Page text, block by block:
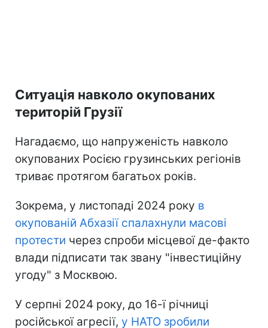
Ситуація навколо окупованих
територій Грузії
Нагадаємо, що напруженість навколо
окупованих Росією грузинських регіонів
триває протягом багатьох років.
Зокрема, у листопаді 2024 року в
окупованій Абхазії спалахнули масові
протести через спроби місцевої де-факто
влади підписати так звану "інвестиційну
угоду" з Москвою.
У серпні 2024 року, до 16-ї річниці
російської агресії, у НАТО зробили